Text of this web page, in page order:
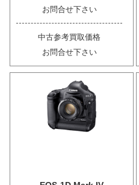
お問合せ下さい
中古参考買取価格
お問合せ下さい